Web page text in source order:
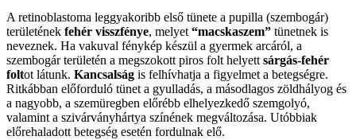
A retinoblastoma leggyakoribb első tünete a pupilla (szembogár)
területének fehér visszfénye, melyet“macskaszem” tünetnek is
neveznek. Ha vakuval fénykép készül a gyermek arcáról, a
szembogár területén a megszokott piros folt helyettsárgás-fehér
foltot látunk. Kancsalság is felhívhatja a figyelmet a betegségre.
Ritkábban előforduló tünet a gyulladás, a másodlagos zöldhályog és
a nagyobb, a szemüregben előrébb elhelyezkedő szemgolyó,
valamint a szivárványhártya színének megváltozása. Utóbbiak
előrehaladott betegség esetén fordulnak elő.